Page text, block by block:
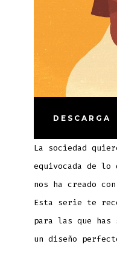
DESCARGA
La sociedad
equivocada de lo
nos ha creado
Esta serie te
para las que has
un diseño